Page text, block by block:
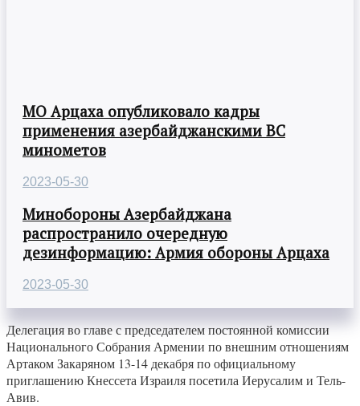
МО Арцаха опубликовало кадры
применения азербайджанскими ВС
минометов
2023-05-30
Минобороны Азербайджана
распространило очередную
дезинформацию: Армия обороны Арцаха
2023-05-30
Делегация во главе с председателем постоянной комиссии
Национального Собрания Армении по внешним отношениям
Артаком Закаряном 13-14 декабря по официальному
приглашению Кнессета Израиля посетила Иерусалим и Тель-
Авив.